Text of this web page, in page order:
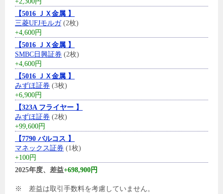
【5016 ＪＸ金属 】
三菱UFJモルガ(2枚)
+4,600円
【5016 ＪＸ金属 】
SMBC日興証券 (2枚)
+4,600円
【5016 ＪＸ金属 】
みずほ証券 (3枚)
+6,900円
【323A フライヤー 】
みずほ証券 (2枚)
+99,600円
【7790 バルコス 】
マネックス証券 (1枚)
+100円
2025年度、差益+698,900円
※ 差益は取引手数料を考慮していません。